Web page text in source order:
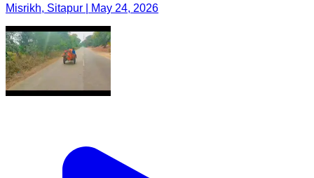
Misrikh, Sitapur | May 24, 2026